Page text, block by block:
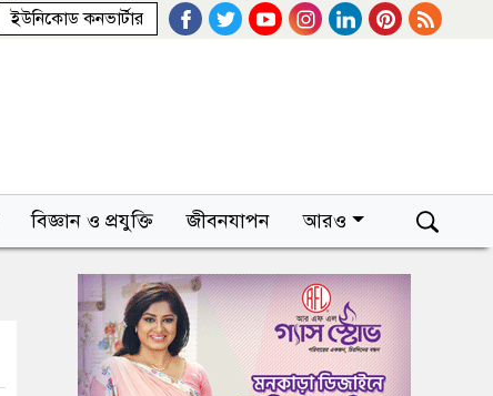
ইউনিকোড কনভার্টার
বিজ্ঞান ও প্রযুক্তি জীবনযাপন আরও